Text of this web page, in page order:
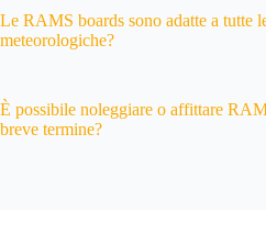
Le RAMS boards sono adatte a tutte
meteorologiche?
È possibile noleggiare o affittare
breve termine?